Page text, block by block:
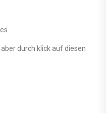
durch klick auf diesen